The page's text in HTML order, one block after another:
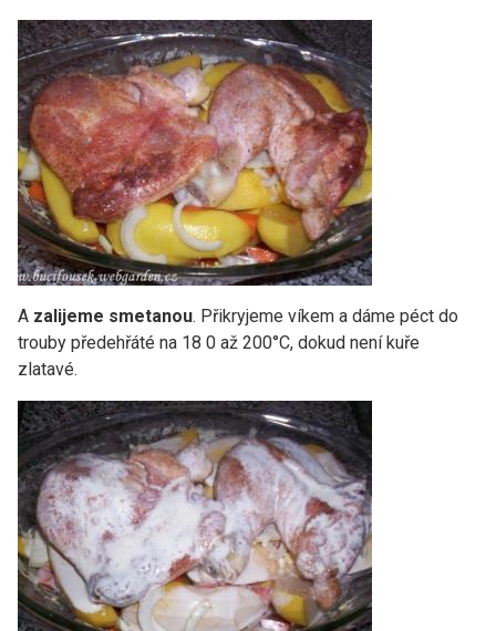
A zalijeme smetanou. Přikryjeme víkem a dáme péct do
trouby předehřáté na 18 0 až 200°C, dokud není kuře
zlatavé.